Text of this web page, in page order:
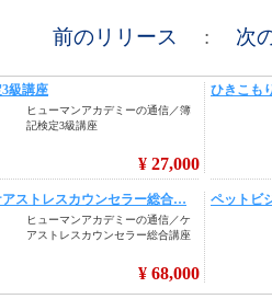
前のリリース : 次